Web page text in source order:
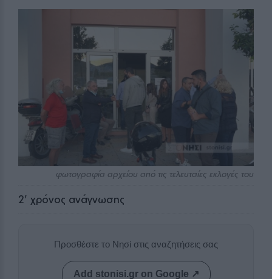
φωτογραφία αρχείου από τις τελευταίες εκλογές του
2' χρόνος ανάγνωσης
Προσθέστε το Νησί στις αναζητήσεις σας
Add stonisi.gr on Google ↗